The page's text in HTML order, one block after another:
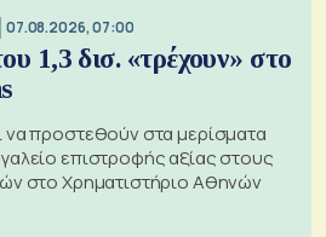
07.08.2026, 07:00
1,3 δισ. «τρέχουν» στο
να προστεθούν στα μερίσματα
επιστροφής αξίας στους
στο Χρηματιστήριο Αθηνών